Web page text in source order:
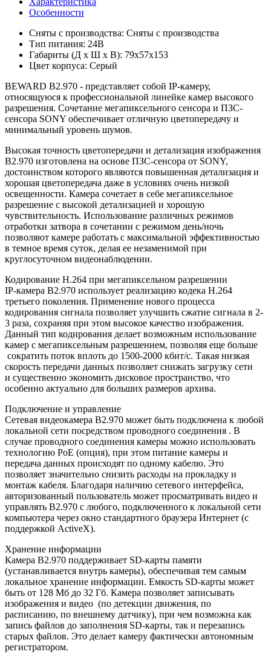
Особенности
Сняты с производства: Сняты с производства
Тип питания: 24В
Габариты (Д х Ш х В): 79x57x153
Цвет корпуса: Серый
BEWARD B2.970 - представляет собой IP-камеру,
относящуюся к профессиональной линейке камер высокого
разрешения. Сочетание мегапиксельного сенсора и ПЗС-
сенсора SONY обеспечивает отличную цветопередачу и
минимальный уровень шумов.
Высокая точность цветопередачи и детализация изображения
В2.970 изготовлена на основе ПЗС-сенсора от SONY,
достоинством которого являются повышенная детализация и
хорошая цветопередача даже в условиях очень низкой
освещенности. Камера сочетает в себе мегапиксельное
разрешение с высокой детализацией и хорошую
чувствительность. Использование различных режимов
отработки затвора в сочетании с режимом день/ночь
позволяют камере работать с максимальной эффективностью
в темное время суток, делая ее незаменимой при
круглосуточном видеонаблюдении.
Кодирование Н.264 при мегапиксельном разрешении
IP-камера В2.970 использует реализацию кодека H.264
третьего поколения. Применение нового процесса
кодирования сигнала позволяет улучшить сжатие сигнала в 2-
3 раза, сохраняя при этом высокое качество изображения.
Данный тип кодирования делает возможным использование
камер с мегапиксельным разрешением, позволяя еще больше
сократить поток вплоть до 1500-2000 кбит/с. Такая низкая
скорость передачи данных позволяет снижать загрузку сети
и существенно экономить дисковое пространство, что
особенно актуально для больших размеров архива.
Подключение и управление
Сетевая видеокамера B2.970 может быть подключена к любой
локальной сети посредством проводного соединения . В
случае проводного соединения камеры можно использовать
технологию PoE (опция), при этом питание камеры и
передача данных происходят по одному кабелю. Это
позволяет значительно снизить расходы на прокладку и
монтаж кабеля. Благодаря наличию сетевого интерфейса,
авторизованный пользователь может просматривать видео и
управлять B2.970 с любого, подключенного к локальной сети
компьютера через окно стандартного браузера Интернет (с
поддержкой ActiveX).
Хранение информации
Камера B2.970 поддерживает SD-карты памяти
(устанавливается внутрь камеры), обеспечивая тем самым
локальное хранение информации. Емкость SD-карты может
быть от 128 Мб до 32 Гб. Камера позволяет записывать
изображения и видео (по детекции движения, по
расписанию, по внешнему датчику), при чем возможна как
запись файлов до заполнения SD-карты, так и перезапись
старых файлов. Это делает камеру фактически автономным
регистратором.